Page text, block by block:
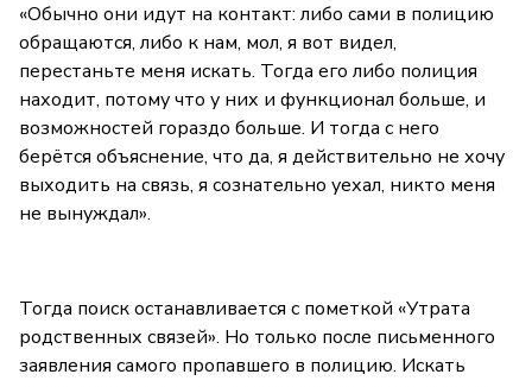
«Обычно они идут на контакт: либо сами в полицию
обращаются, либо к нам, мол, я вот видел,
перестаньте меня искать. Тогда его либо полиция
находит, потому что у них и функционал больше, и
возможностей гораздо больше. И тогда с него
берётся объяснение, что да, я действительно не хочу
выходить на связь, я сознательно уехал, никто меня
не вынуждал».
Тогда поиск останавливается с пометкой «Утрата
родственных связей». Но только после письменного
заявления самого пропавшего в полицию. Искать